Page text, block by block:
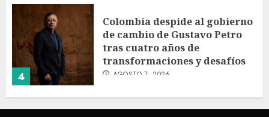
4
Colombia despide al gobierno
de cambio de Gustavo Petro
tras cuatro años de
transformaciones y desafíos
AGOSTO 7, 2026